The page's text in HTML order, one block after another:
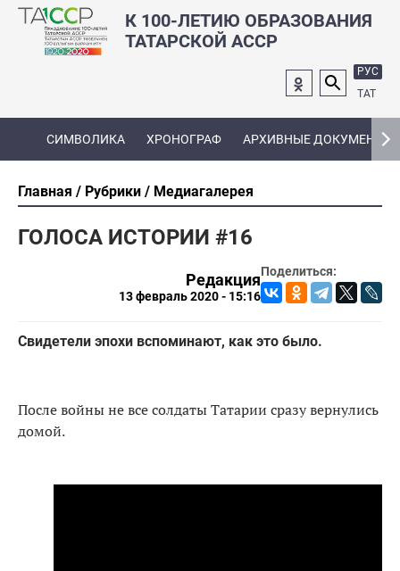
К 100-ЛЕТИЮ ОБРАЗОВАНИЯ
ТАТАРСКОЙ АССР
РУС
ТАТ
СИМВОЛИКА ХРОНОГРАФ АРХИВНЫЕ ДОКУМЕНТЫ
Главная Рубрики Медиагалерея
ГОЛОСА ИСТОРИИ #16
Поделиться:
Редакция
13 февраль 2020 - 15:16
Свидетели эпохи вспоминают, как это было.
После войны не все солдаты Татарии сразу вернулись
домой.